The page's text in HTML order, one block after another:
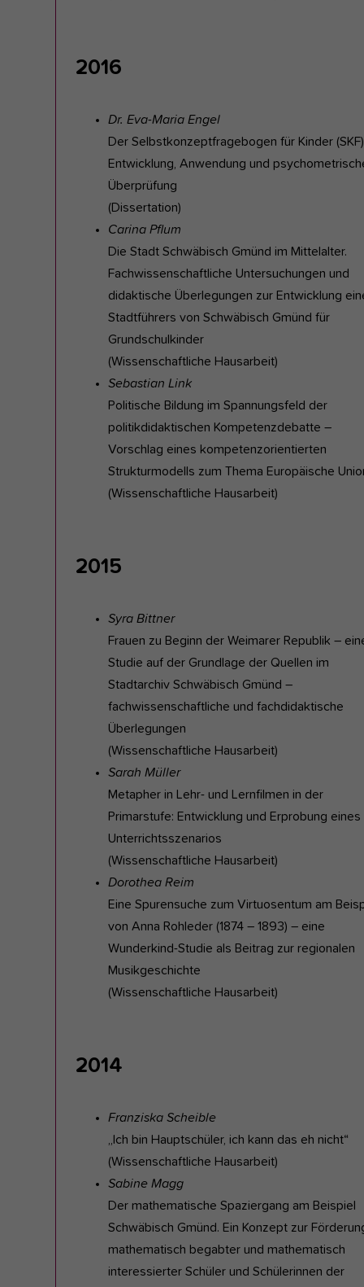
2016
Dr. Eva-Maria Engel
Der Selbstkonzeptfragebogen für Kinder
Entwicklung, Anwendung und
Überprüfung
(Dissertation)
Carina Pflum
Die Stadt Schwäbisch Gmünd im Mittelalter.
Fachwissenschaftliche Untersuchungen und
didaktische Überlegungen zur Entwicklung
Stadtführers von Schwäbisch Gmünd für
Grundschulkinder
(Wissenschaftliche Hausarbeit)
Sebastian Link
Politische Bildung im Spannungsfeld der
politikdidaktischen Kompetenzdebatte –
Vorschlag eines kompetenzorientierten
Strukturmodells zum Thema Europäische
(Wissenschaftliche Hausarbeit)
2015
Syra Bittner
Frauen zu Beginn der Weimarer Republik –
Studie auf der Grundlage der Quellen im
Stadtarchiv Schwäbisch Gmünd –
fachwissenschaftliche und fachdidaktische
Überlegungen
(Wissenschaftliche Hausarbeit)
Sarah Müller
Metapher in Lehr- und Lernfilmen in der
Primarstufe: Entwicklung und Erprobung eines
Unterrichtsszenarios
(Wissenschaftliche Hausarbeit)
Dorothea Reim
Eine Spurensuche zum Virtuosentum am
von Anna Rohleder (1874 – 1893) – eine
Wunderkind-Studie als Beitrag zur regionalen
Musikgeschichte
(Wissenschaftliche Hausarbeit)
2014
Franziska Scheible
„Ich bin Hauptschüler, ich kann das eh nicht“
(Wissenschaftliche Hausarbeit)
Sabine Magg
Der mathematische Spaziergang am Beispiel
Schwäbisch Gmünd. Ein Konzept zur
mathematisch begabter und mathematisch
interessierter Schüler und Schülerinnen der